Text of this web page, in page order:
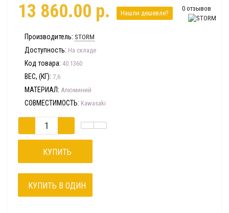
0 отзывов
13 860.00 р. Нашли дешевле?
Производитель: STORM
Доступность: На складе
Код товара: 40.1360
ВЕС, (КГ): 7,6
МАТЕРИАЛ: Алюминий
СОВМЕСТИМОСТЬ: Kawasaki
КУПИТЬ
КУПИТЬ В ОДИН